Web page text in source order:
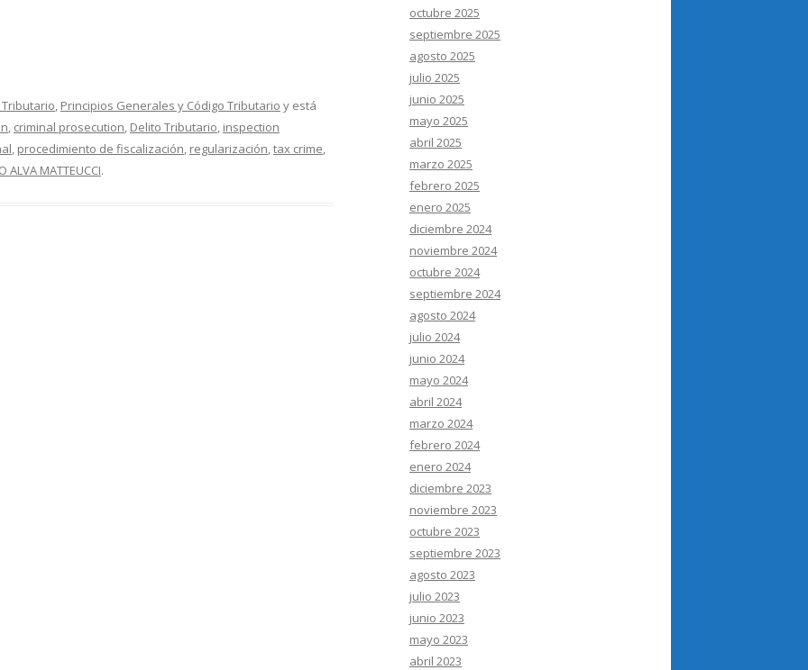
, Principios Generales y Código Tributario y está
, criminal prosecution, Delito Tributario, inspection
, procedimiento de fiscalización, regularización,tax crime,
ALVA MATTEUCCI.
octubre 2025
septiembre 2025
agosto 2025
julio 2025
junio 2025
mayo 2025
abril 2025
marzo 2025
febrero 2025
enero 2025
diciembre 2024
noviembre 2024
octubre 2024
septiembre 2024
agosto 2024
julio 2024
junio 2024
mayo 2024
abril 2024
marzo 2024
febrero 2024
enero 2024
diciembre 2023
noviembre 2023
octubre 2023
septiembre 2023
agosto 2023
julio 2023
junio 2023
mayo 2023
abril 2023